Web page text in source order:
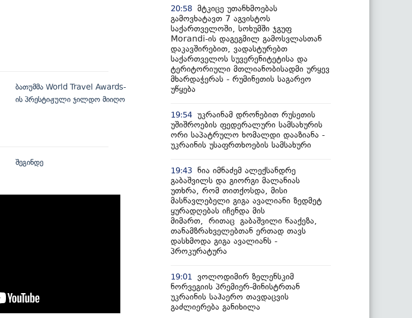
ბათუმმა World Travel Awards-
ის პრესტიჟული ჯილდო მიიღო
შეგინდე
20:58 მტკიცე უთანხმოებას
გამოვხატავთ 7 აგვისტოს
საქართველოში, სოხუმში ჯგუფ
Morandi-ის დაგეგმილ გამოსვლასთან
დაკავშირებით, ვადასტურებთ
საქართველოს სუვერენიტეტისა და
ტერიტორიული მთლიანობისადმი ურყევ
მხარდაჭერას - რუმინეთის საგარეო
უწყება
19:54 უკრაინამ დრონებით რუსეთის
უშიშროების ფედერალური სამსახურის
ორი საპატრულო ხომალდი დააზიანა -
უკრაინის უსაფრთხოების სამსახური
19:43 ნია იმნაძემ ალექსანდრე
გაბაშვილს და გიორგი მალანიას
უთხრა, რომ თითქოსდა, მისი
მასწავლებელი გიგა ავალიანი ზედმეტ
ყურადღებას იჩენდა მის
მიმართ, რითაც გაბაშვილი წააქეზა,
თანამზრახველებთან ერთად თავს
დასხმოდა გიგა ავალიანს -
პროკურატურა
19:01
ვოლოდიმირ ზელენსკიმ
ნორვეგიის პრემიერ-მინისტრთან
უკრაინის საჰაერო თავდაცვის
გაძლიერება განიხილა